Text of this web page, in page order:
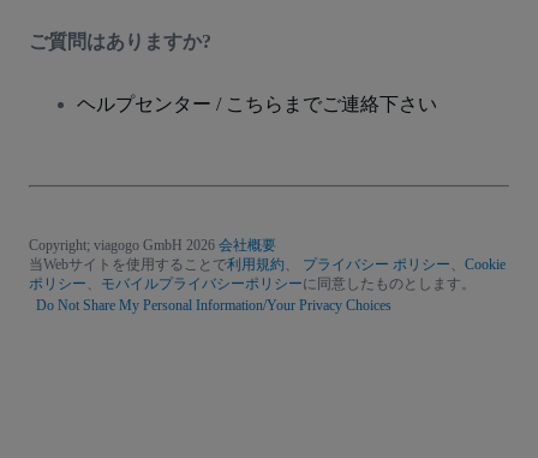
ご質問はありますか?
ヘルプセンター / こちらまでご連絡下さい
Copyright; viagogo GmbH 2026 会社概要
当Webサイトを使用することで利用規約 プライバシー ポリシー
Cookie
ポリシー
モバイルプライバシーポリシーに同意したものとします。
Do Not Share My Personal Information/Your Privacy Choices